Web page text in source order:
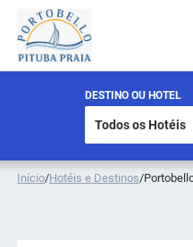
DESTINO OU HOTEL
Início/Hotéis e Destinos/